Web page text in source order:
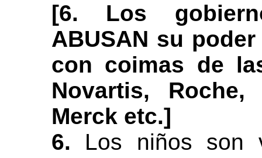
[6. Los
ABUSAN su
con coimas de
Novartis, Roche,
Merck etc.]
6. Los niños son